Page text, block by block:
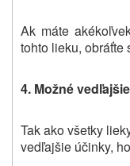
Ak máte
tohto lieku, obráťte
4. Možné
Tak ako všetky
vedľajšie účinky,